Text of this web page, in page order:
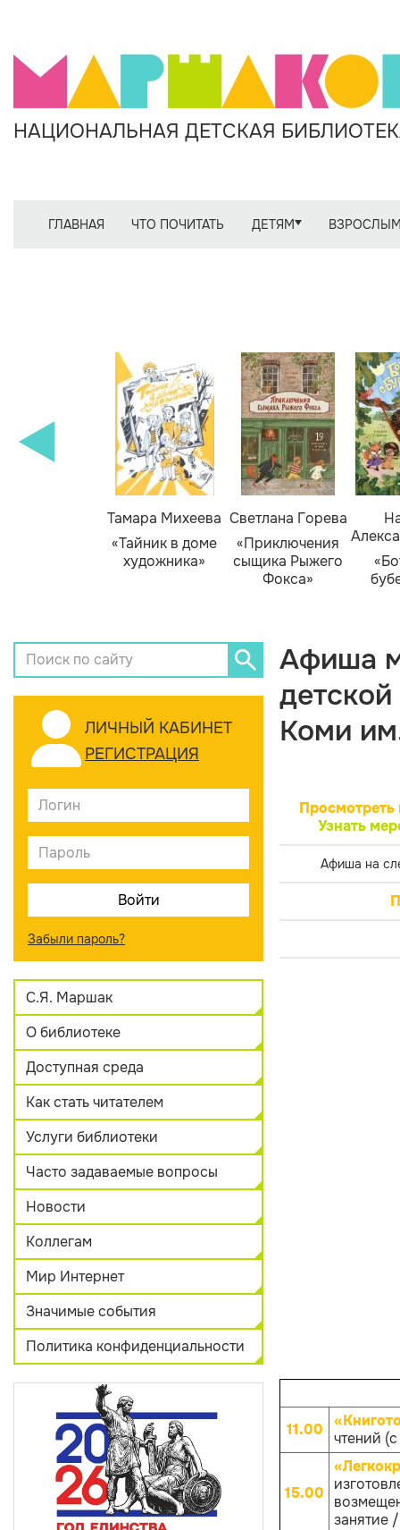
НАЦИОНАЛЬНАЯ ДЕТСКАЯ
ГЛАВНАЯ ЧТО ПОЧИТАТЬ ДЕТЯМ
Тамара Михеева
«Тайник в доме
художника»
Светлана Горева
«Приключения
сыщика Рыжего
Фокса»
ЛИЧНЫЙ КАБИНЕТ
РЕГИСТРАЦИЯ
Забыли пароль?
С.Я. Маршак
О библиотеке
Доступная среда
Как стать читателем
Услуги библиотеки
Часто задаваемые вопросы
Новости
Коллегам
Мир Интернет
Значимые события
Политика конфиденциальности
Афиша
Коми
Просмотреть
Узнать
Афиша на
11.00
чтений
15.00
занятие